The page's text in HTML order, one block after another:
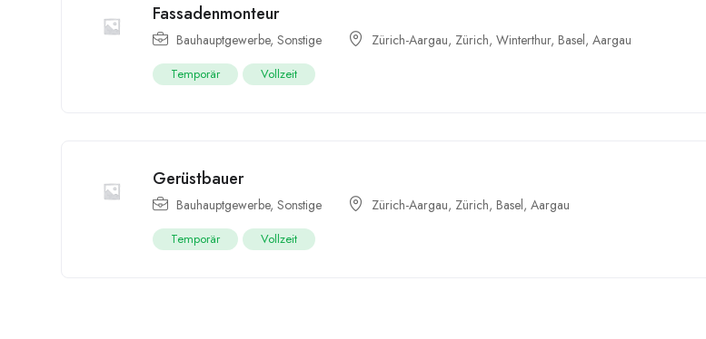
Fassadenmonteur
Bauhauptgewerbe, Sonstige Zürich-Aargau, Zürich, Winterthur, Basel, Aargau
Temporär Vollzeit
Gerüstbauer
Bauhauptgewerbe, Sonstige Zürich-Aargau, Zürich, Basel, Aargau
Temporär Vollzeit